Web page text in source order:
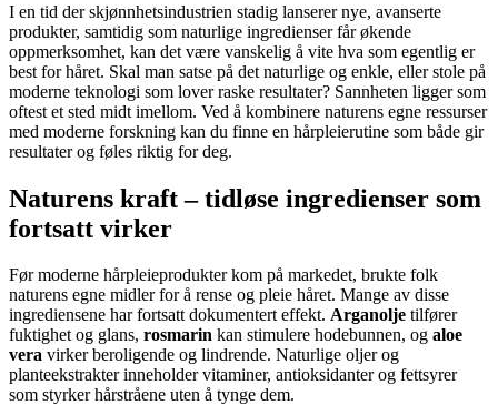
I en tid der skjønnhetsindustrien stadig lanserer nye, avanserte
produkter, samtidig som naturlige ingredienser får økende
oppmerksomhet, kan det være vanskelig å vite hva som egentlig er
best for håret. Skal man satse på det naturlige og enkle, eller stole på
moderne teknologi som lover raske resultater? Sannheten ligger som
oftest et sted midt imellom. Ved å kombinere naturens egne ressurser
med moderne forskning kan du finne en hårpleierutine som både gir
resultater og føles riktig for deg.
Naturens kraft – tidløse ingredienser som
fortsatt virker
Før moderne hårpleieprodukter kom på markedet, brukte folk
naturens egne midler for å rense og pleie håret. Mange av disse
ingrediensene har fortsatt dokumentert effekt. Arganolje tilfører
fuktighet og glans, rosmarin kan stimulere hodebunnen, og aloe
vera virker beroligende og lindrende. Naturlige oljer og
planteekstrakter inneholder vitaminer, antioksidanter og fettsyrer
som styrker hårstråene uten å tynge dem.